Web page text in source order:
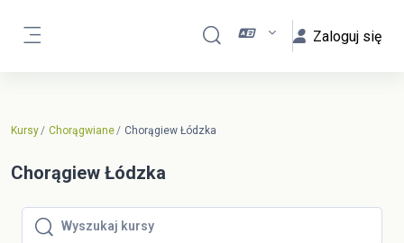
Przełącznik wyszukiwarki
Zaloguj się
Kursy Chorągwiane Chorągiew Łódzka
Chorągiew Łódzka
Wyszukaj kursy